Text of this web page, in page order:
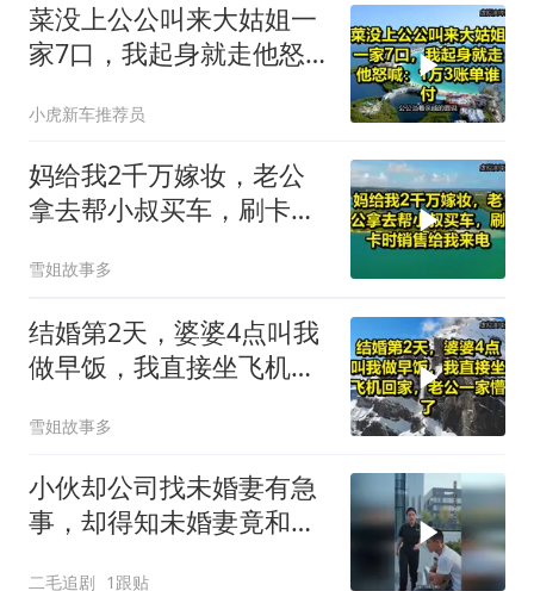
菜没上公公叫来大姑姐一
家7口，我起身就走他怒
小虎新车推荐员
妈给我2千万嫁妆，老公
拿去帮小叔买车，刷卡时
雪姐故事多
结婚第2天，婆婆4点叫我
做早饭，我直接坐飞机回
雪姐故事多
小伙却公司找未婚妻有急
事，却得知未婚妻竟和别
二毛追剧 1跟贴